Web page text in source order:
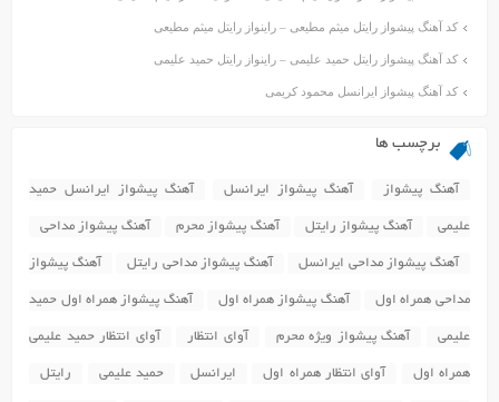
کد آهنگ پیشواز رایتل میثم مطیعی – راینواز رایتل میثم مطیعی
کد آهنگ پیشواز رایتل حمید علیمی – راینواز رایتل حمید علیمی
کد آهنگ پیشواز ایرانسل محمود کریمی
برچسب ها
آهنگ پیشواز آهنگ پیشواز ایرانسل آهنگ پیشواز ایرانسل حمید
علیمی آهنگ پیشواز رایتل آهنگ پیشواز محرم آهنگ پیشواز مداحی
آهنگ پیشواز مداحی ایرانسل آهنگ پیشواز مداحی رایتل آهنگ پیشواز
مداحی همراه اول آهنگ پیشواز همراه اول آهنگ پیشواز همراه اول حمید
علیمی آهنگ پیشواز ویژه محرم آوای انتظار آوای انتظار حمید علیمی
همراه اول آوای انتظار همراه اول ایرانسل حمید علیمی رایتل